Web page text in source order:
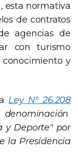
esta normativa
de contratos
agencias de
con turismo
conocimiento y
Ley N° 26.208
denominación
y Deporte" por
la Presidencia